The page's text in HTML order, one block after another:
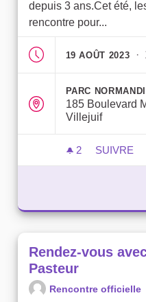
depuis 3 ans.Cet été,
rencontre pour...
19 AOÛT 2023 ·
PARC
185 Boulevard
Villejuif
2 2 ABONNÉS
SUIVRE
Rendez-vous
Pasteur
Rencontre officielle